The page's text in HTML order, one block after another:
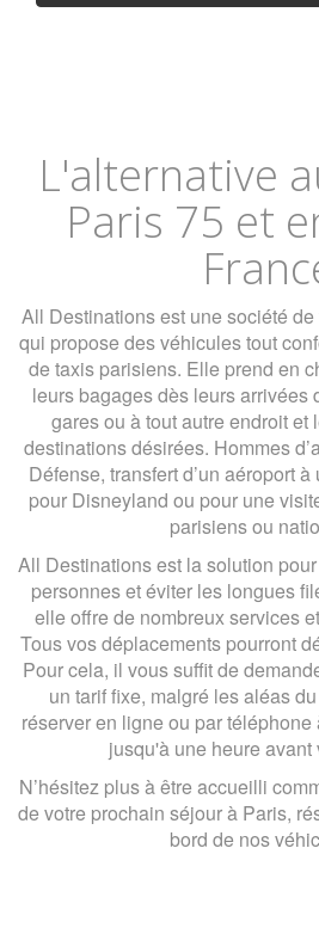
L'alternative
Paris 75 et
All Destinations est une société
qui propose des véhicules tout
de taxis parisiens. Elle prend en
leurs bagages dès leurs arrivées
gares ou à tout autre endroit et
destinations désirées. Hommes
Défense, transfert d’un aéroport
pour Disneyland ou pour une
parisiens ou
All Destinations est la solution
personnes et éviter les longues
elle offre de nombreux services
Tous vos déplacements pourront
Pour cela, il vous suffit de
un tarif fixe, malgré les aléas
réserver en ligne ou par téléphone
jusqu'à une heure avant
N’hésitez plus à être accueilli
de votre prochain séjour à Paris,
bord de nos